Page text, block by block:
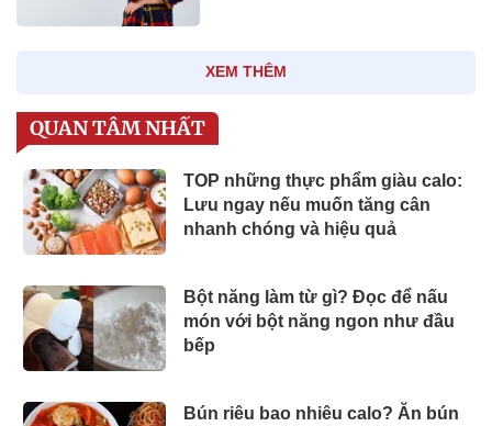
XEM THÊM
QUAN TÂM NHẤT
TOP những thực phẩm giàu calo:
Lưu ngay nếu muốn tăng cân
nhanh chóng và hiệu quả
Bột năng làm từ gì? Đọc để nấu
món với bột năng ngon như đầu
bếp
Bún riêu bao nhiêu calo? Ăn bún